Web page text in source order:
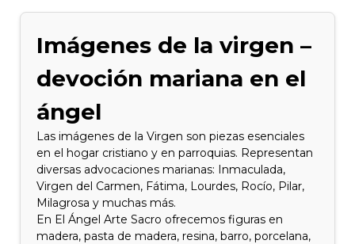
Imágenes de la virgen –
devoción mariana en el
ángel
Las imágenes de la Virgen son piezas esenciales
en el hogar cristiano y en parroquias. Representan
diversas advocaciones marianas: Inmaculada,
Virgen del Carmen, Fátima, Lourdes, Rocío, Pilar,
Milagrosa y muchas más.
En El Ángel Arte Sacro ofrecemos figuras en
madera, pasta de madera, resina, barro, porcelana,